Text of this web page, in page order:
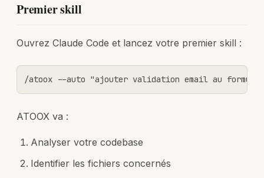
Premier skill
Ouvrez Claude Code et lancez votre premier skill :
/atoox --auto "ajouter validation email au
ATOOX va :
Analyser votre codebase
Identifier les fichiers concernés